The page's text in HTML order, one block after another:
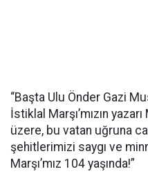
“Başta Ulu Önder Gazi
İstiklal Marşı’mızın
üzere, bu vatan uğruna
şehitlerimizi saygı ve
Marşı’mız 104 yaşında!”